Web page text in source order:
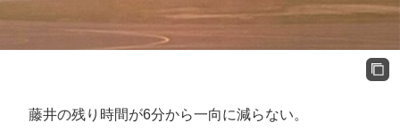
藤井の残り時間が6分から一向に減らない。